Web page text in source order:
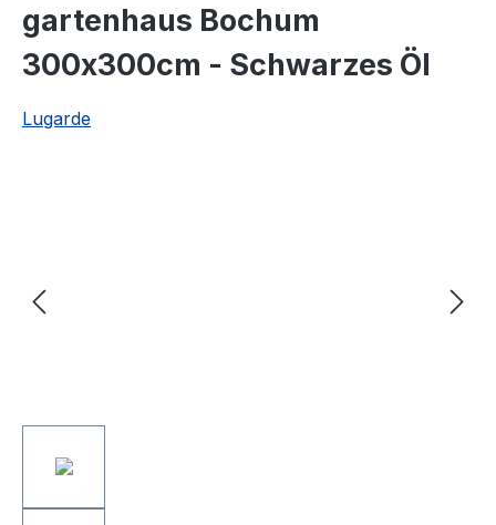
gartenhaus Bochum
300x300cm - Schwarzes Öl
Lugarde